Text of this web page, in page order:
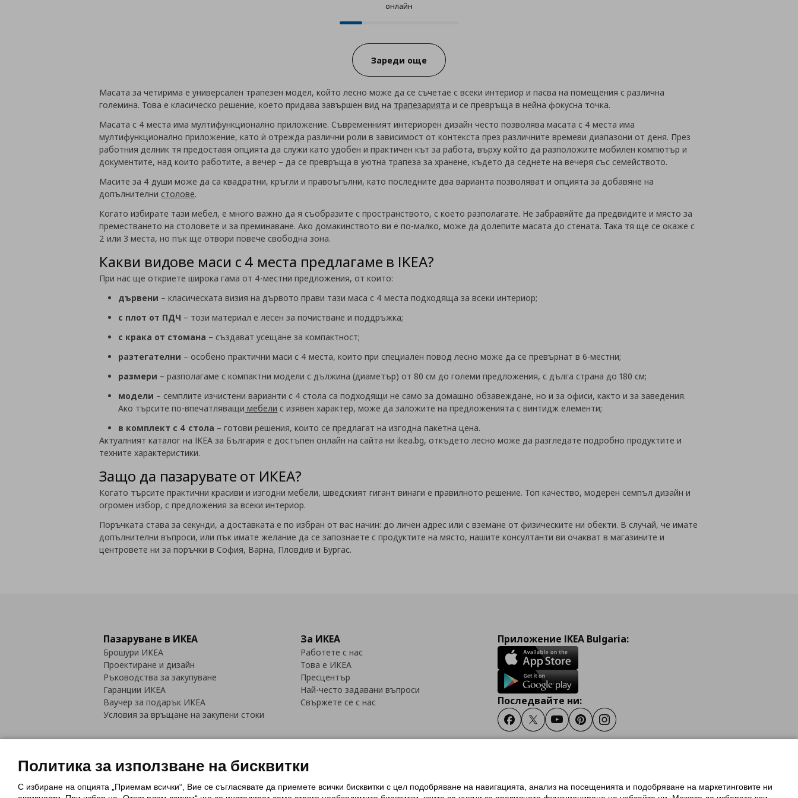
онлайн
Progress:
Зареди още
Масата за четирима е универсален трапезен модел, който лесно може да се съчетае с всеки интериор и пасва на помещения с различна
големина. Това е класическо решение, което придава завършен вид на трапезарията и се превръща в нейна фокусна точка.
Масата с 4 места има мултифункционално приложение. Съвременният интериорен дизайн често позволява масата с 4 места има
мултифункционално приложение, като ѝ отрежда различни роли в зависимост от контекста през различните времеви диапазони от деня. През
работния делник тя предоставя опцията да служи като удобен и практичен кът за работа, върху който да разположите мобилен компютър и
документите, над които работите, а вечер – да се превръща в уютна трапеза за хранене, където да седнете на вечеря със семейството.
Масите за 4 души може да са квадратни, кръгли и правоъгълни, като последните два варианта позволяват и опцията за добавяне на
допълнителнистолове.
Когато избирате тази мебел, е много важно да я съобразите с пространството, с което разполагате. Не забравяйте да предвидите и място за
преместването на столовете и за преминаване. Ако домакинството ви е по-малко, може да долепите масата до стената. Така тя ще се окаже с
2 или 3 места, но пък ще отвори повече свободна зона.
Какви видове маси с 4 места предлагаме в IKEA?
При нас ще откриете широка гама от 4-местни предложения, от които:
дървени – класическата визия на дървото прави тази маса с 4 места подходяща за всеки интериор;
с плот от ПДЧ – този материал е лесен за почистване и поддръжка;
с крака от стомана – създават усещане за компактност;
разтегателни – особено практични маси с 4 места, които при специален повод лесно може да се превърнат в 6-местни;
размери – разполагаме с компактни модели с дължина (диаметър) от 80 см до големи предложения, с дълга страна до 180 см;
модели – семплите изчистени варианти с 4 стола са подходящи не само за домашно обзавеждане, но и за офиси, както и за заведения.
Ако търсите по-впечатляващи мебели с изявен характер, може да заложите на предложенията с винтидж елементи;
в комплект с 4 стола – готови решения, които се предлагат на изгодна пакетна цена.
Актуалният каталог на IKEA за България е достъпен онлайн на сайта ни ikea.bg, откъдето лесно може да разгледате подробно продуктите и
техните характеристики.
Защо да пазарувате от ИКЕА?
Когато търсите практични красиви и изгодни мебели, шведският гигант винаги е правилното решение. Топ качество, модерен семпъл дизайн и
огромен избор, с предложения за всеки интериор.
Поръчката става за секунди, а доставката е по избран от вас начин: до личен адрес или с вземане от физическите ни обекти. В случай, че имате
допълнителни въпроси, или пък имате желание да се запознаете с продуктите на място, нашите консултанти ви очакват в магазините и
центровете ни за поръчки в София, Варна, Пловдив и Бургас.
Пазаруване в ИКЕА
Брошури ИКЕА
Проектиране и дизайн
Ръководства за закупуване
Гаранции ИКЕА
Ваучер за подарък ИКЕА
Условия за връщане на закупени стоки
За ИКЕА
Работете с нас
Това е ИКЕА
Пресцентър
Най-често задавани въпроси
Свържете се с нас
Приложение IKEA Bulgaria:
Последвайте ни:
FacebookTwitterYoutubePinterestInstagram
Политика за използване на бисквитки (Cookies)Избор на настройки за използване на бисквиткиУсловия за ползване на ikea.bg
Политика за използване на бисквитки
С избиране на опцията „Приемам всички“, Вие се съгласявате да приемете всички бисквитки с цел подобряване на навигацията, анализ на посещенията и подобряване на маркетинговите ни